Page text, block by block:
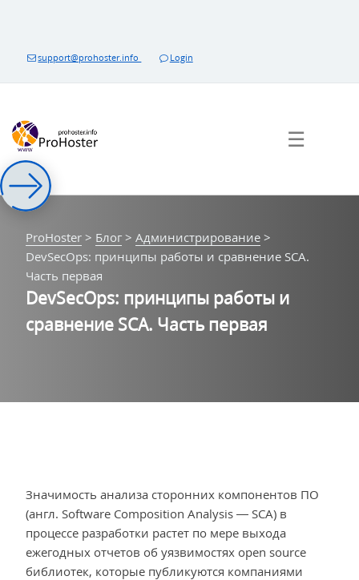
support@prohoster.info Login
☰
ProHoster > Блог > Администрирование >
DevSecOps: принципы работы и сравнение SCA.
Часть первая
DevSecOps: принципы работы и
сравнение SCA. Часть первая
Значимость анализа сторонних компонентов ПО
(англ. Software Composition Analysis — SCA) в
процессе разработки растет по мере выхода
ежегодных отчетов об уязвимостях open source
библиотек, которые публикуются компаниями